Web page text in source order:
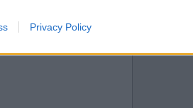
Privacy Policy